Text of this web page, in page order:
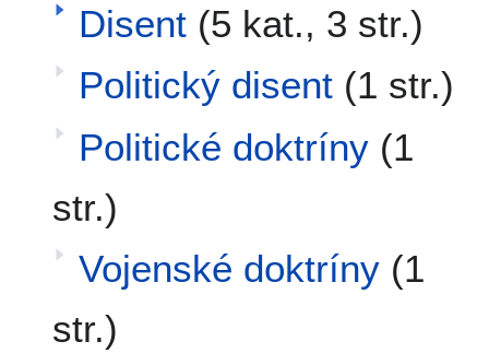
Disent (5 kat., 3 str.)
Politický disent (1 str.)
Politické doktríny (1
str.)
Vojenské doktríny (1
str.)